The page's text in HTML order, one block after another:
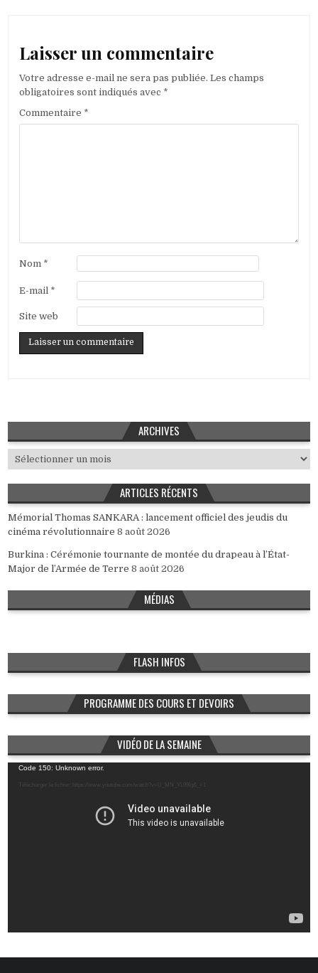
Laisser un commentaire
Votre adresse e-mail ne sera pas publiée. Les champs
obligatoires sont indiqués avec *
Commentaire *
Nom *
E-mail *
Site web
ARCHIVES
Archives
ARTICLES RÉCENTS
Mémorial Thomas SANKARA : lancement officiel des jeudis du
cinéma révolutionnaire 8 août 2026
Burkina : Cérémonie tournante de montée du drapeau à l’État-
Major de l’Armée de Terre 8 août 2026
MÉDIAS
FLASH INFOS
PROGRAMME DES COURS ET DEVOIRS
VIDÉO DE LA SEMAINE
Lecteur
vidéo
Code 150: Unknown error.
Télécharger le fichier: https://www.youtube.com/watch?v=U_MN_YL99Ig&_=1